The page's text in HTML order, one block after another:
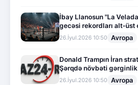
İbay Llanosun "La
gecəsi rekordları alt-üst
26.İyul.2026 10:50 Avropa
Donald Trampın İran
Şərqdə növbəti
26.İyul.2026 10:50 Avropa